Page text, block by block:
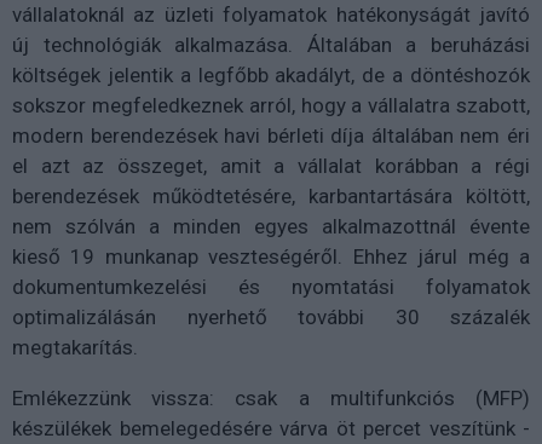
vállalatoknál az üzleti folyamatok hatékonyságát javító
új technológiák alkalmazása. Általában a beruházási
költségek jelentik a legfőbb akadályt, de a döntéshozók
sokszor megfeledkeznek arról, hogy a vállalatra szabott,
modern berendezések havi bérleti díja általában nem éri
el azt az összeget, amit a vállalat korábban a régi
berendezések működtetésére, karbantartására költött,
nem szólván a minden egyes alkalmazottnál évente
kieső 19 munkanap veszteségéről. Ehhez járul még a
dokumentumkezelési és nyomtatási folyamatok
optimalizálásán nyerhető további 30 százalék
megtakarítás.
Emlékezzünk vissza: csak a multifunkciós (MFP)
készülékek bemelegedésére várva öt percet veszítünk -